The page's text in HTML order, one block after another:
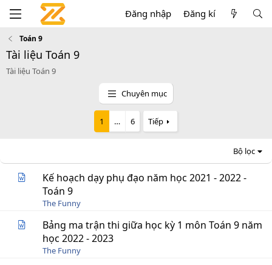
Đăng nhập Đăng kí
Toán 9
Tài liệu Toán 9
Tài liệu Toán 9
Chuyên mục
1 … 6 Tiếp
Bộ lọc
Kế hoạch dạy phụ đạo năm học 2021 - 2022 -
Toán 9
The Funny
Bảng ma trận thi giữa học kỳ 1 môn Toán 9 năm
học 2022 - 2023
The Funny